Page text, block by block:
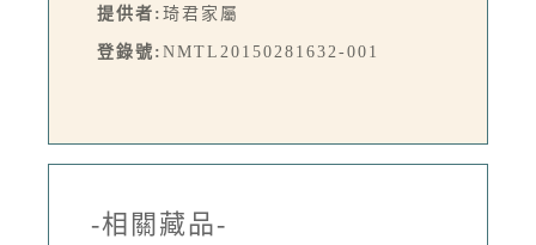
提供者: 琦君家屬
登錄號: NMTL20150281632-001
-相關藏品-